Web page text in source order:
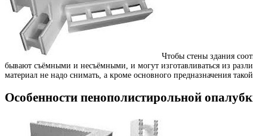
Чтобы стены здания
бывают съёмными и несъёмными, и могут изготавливаться из
материал не надо снимать, а кроме основного предназначения
Особенности пенополистирольной